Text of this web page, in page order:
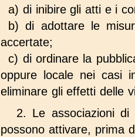
a) di inibire gli atti e i
b) di adottare le
accertate;
c) di ordinare la
oppure locale nei casi
eliminare gli effetti delle
2. Le associazioni
possono attivare, prima